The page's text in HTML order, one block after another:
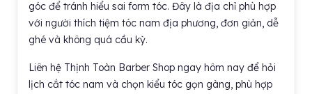
góc để tránh hiểu sai form tóc. Đây là địa chỉ phù hợp
với người thích tiệm tóc nam địa phương, đơn giản, dễ
ghé và không quá cầu kỳ.
Liên hệ Thịnh Toàn Barber Shop ngay hôm nay để hỏi
lịch cắt tóc nam và chọn kiểu tóc gọn gàng, phù hợp